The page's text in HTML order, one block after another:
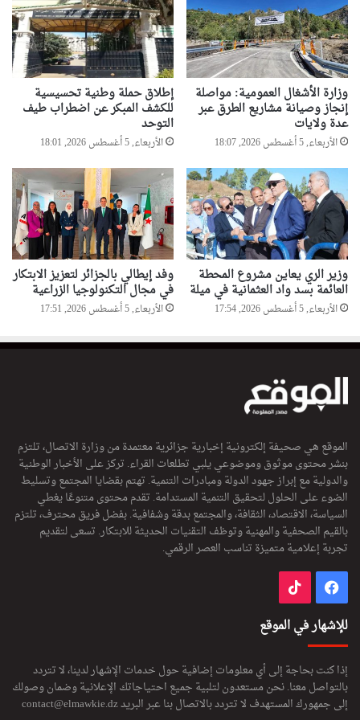
وزارة الأشغال العمومية: مواصلة
إنجاز وصيانة مشاريع الطرق عبر
عدة ولايات
الأربعاء, 5 أغسطس 2026, 18:07
إطلاق حملة وطنية تحسيسية
للكشف المبكر عن اضطراب طيف
التوحد
الأربعاء, 5 أغسطس 2026, 18:01
وزير الري يعاين مشروع المحطة
العائمة بسد واد العثمانية في ميلة
الأربعاء, 5 أغسطس 2026, 17:54
وفد إيطالي بالجزائر لتعزيز الابتكار
في مجال التكنولوجيا الزراعية
الأربعاء, 5 أغسطس 2026, 17:51
الموقع هي صحيفة إلكترونية إخبارية جزائرية معتمدة من وزارة الاتصال، تلتزم
بنشر محتوى موثوق وموضوعي يلبي تطلعات القراء. تركز على الأخبار الوطنية
والدولية مع إبراز جهود الدولة ومبادرات التنمية. تهتم بقضايا المجتمع وتسليط
الضوء على الحلول لتحقيق التنمية المستدامة. تقدم محتوى متنوعًا يغطي
السياسة، الاقتصاد، الثقافة، والمجتمع بدقة وشفافية. بفضل فريق محترف، تلتزم
بالقيم الصحفية والمهنية وتوظف التقنيات الحديثة للابتكار. تسعى لتقديم
تجربة إعلامية متميزة تناسب العصر الرقمي.
فيسبوك
للإشهار في الموقع
إذا كنت بحاجة إلى أي معلومات إضافية حول خدمات الإشهار لدينا، لا تتردد
بالتواصل معنا. نحن مستعدون لتلبية جميع احتياجاتك الإعلانية وضمان وصولك
إلى جمهورك المستهدف لا تتردد بالاتصال بنا عبر البريدcontact@elmawkie.dz